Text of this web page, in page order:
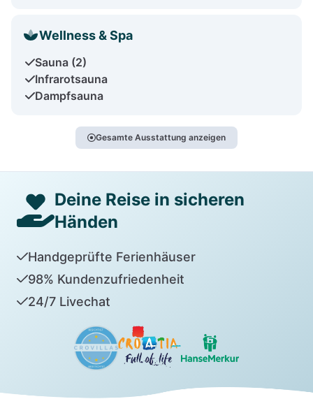
Wellness & Spa
Sauna (2)
Infrarotsauna
Dampfsauna
Gesamte Ausstattung anzeigen
Deine Reise in sicheren
Händen
Handgeprüfte Ferienhäuser
98% Kundenzufriedenheit
24/7 Livechat